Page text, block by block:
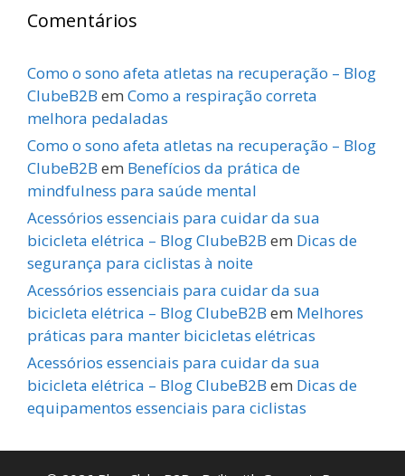
Comentários
Como o sono afeta atletas na recuperação – Blog
ClubeB2B em Como a respiração correta
melhora pedaladas
Como o sono afeta atletas na recuperação – Blog
ClubeB2B em Benefícios da prática de
mindfulness para saúde mental
Acessórios essenciais para cuidar da sua
bicicleta elétrica – Blog ClubeB2B em Dicas de
segurança para ciclistas à noite
Acessórios essenciais para cuidar da sua
bicicleta elétrica – Blog ClubeB2B em Melhores
práticas para manter bicicletas elétricas
Acessórios essenciais para cuidar da sua
bicicleta elétrica – Blog ClubeB2B em Dicas de
equipamentos essenciais para ciclistas